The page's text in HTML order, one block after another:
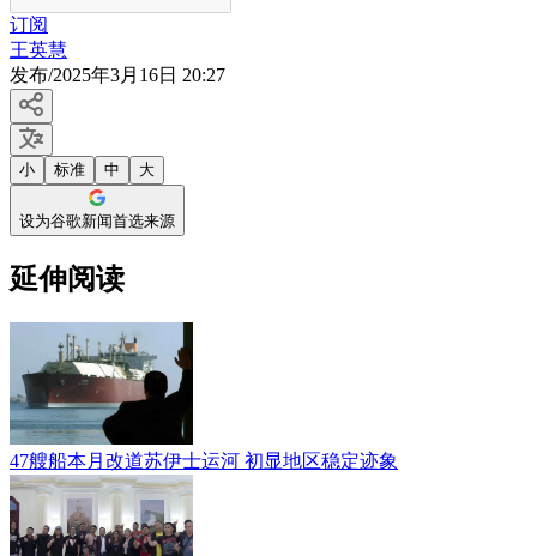
订阅
王英慧
发布/2025年3月16日 20:27
小 标准 中 大
设为谷歌新闻首选来源
延伸阅读
47艘船本月改道苏伊士运河 初显地区稳定迹象